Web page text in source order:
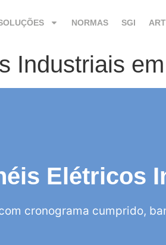
NORMAS SGI
Industriais
Elétricos
cronograma cumprido,